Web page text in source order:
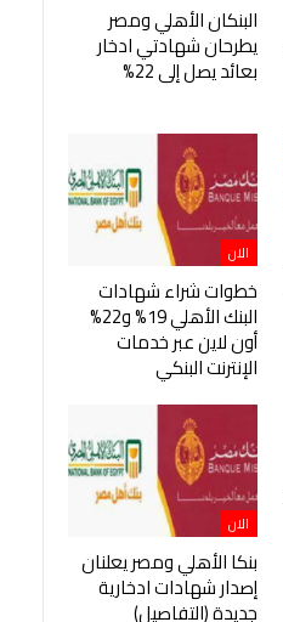
البنكان الأهلي ومصر
يطرحان شهادتي ادخار
بعائد يصل إلى 22%
الان
خطوات شراء شهادات
البنك الأهلي 19% و22%
أون لاين عبر خدمات
الإنترنت البنكي
الان
بنكا الأهلي ومصر يعلنان
إصدار شهادات ادخارية
جديدة (التفاصيل)